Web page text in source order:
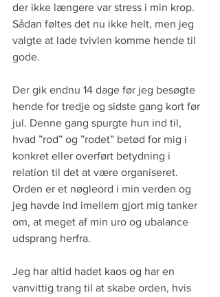
der ikke længere var stress i min krop.
Sådan føltes det nu ikke helt, men jeg
valgte at lade tvivlen komme hende til
gode.
Der gik endnu 14 dage før jeg besøgte
hende for tredje og sidste gang kort før
jul. Denne gang spurgte hun ind til,
hvad ”rod” og ”rodet” betød for mig i
konkret eller overført betydning i
relation til det at være organiseret.
Orden er et nøgleord i min verden og
jeg havde ind imellem gjort mig tanker
om, at meget af min uro og ubalance
udsprang herfra.
Jeg har altid hadet kaos og har en
vanvittig trang til at skabe orden, hvis